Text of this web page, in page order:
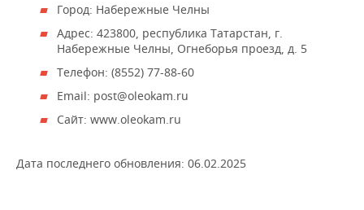
ONLINE-КОНФЕРЕНЦИИ
ХОККЕЙ
ВОЛЕЙБОЛ
ВЛАСТЬ
ИСТОРИЯ
СЮЖЕТЫ
СПРАВОЧНИК
СПИСОК ПЕРСОН
ПОЛНАЯ ВЕРСИЯ
Город: Набережные Челны
Адрес: 423800, республика Татарстан, г.
Набережные Челны, Огнеборья проезд, д. 5
Телефон: (8552) 77-88-60
Email: post@oleokam.ru
Сайт: www.oleokam.ru
Дата последнего обновления: 06.02.2025